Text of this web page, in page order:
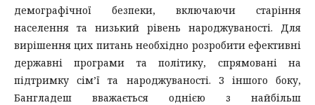
демографічної безпеки, включаючи старіння
населення та низький рівень народжуваності. Для
вирішення цих питань необхідно розробити ефективні
державні програми та політику, спрямовані на
підтримку сім’ї та народжуваності. З іншого боку,
Бангладеш вважається однією з найбільш